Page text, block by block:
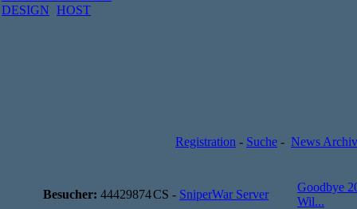
Registration - Suche - News Archiv
Besucher: 44429874CS - SniperWar Server
Goodbye
Wil...